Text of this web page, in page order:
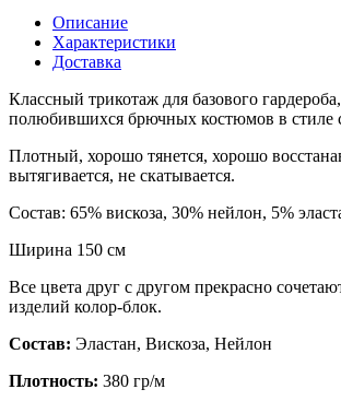
Описание
Характеристики
Доставка
Классный трикотаж для базового
полюбившихся брючных костюмов в стиле
Плотный, хорошо тянется, хорошо
вытягивается, не скатывается.
Состав: 65% вискоза, 30% нейлон, 5%
Ширина 150 см
Все цвета друг с другом прекрасно
изделий колор-блок.
Состав: Эластан, Вискоза, Нейлон
Плотность: 380 гр/м